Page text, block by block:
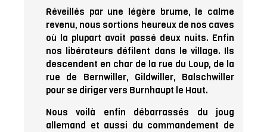
Réveillés par une légère brume, le calme
revenu, nous sortions heureux de nos caves
où la plupart avait passé deux nuits. Enfin
nos libérateurs défilent dans le village. Ils
descendent en char de la rue du Loup, de la
rue de Bernwiller, Gildwiller, Balschwiller
pour se diriger vers Burnhaupt le Haut.
Nous voilà enfin débarrassés du joug
allemand et aussi du commandement de